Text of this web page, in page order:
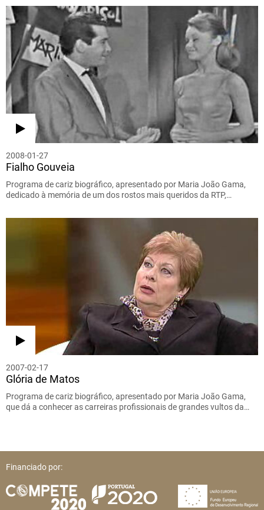
2008-01-27
Fialho Gouveia
Programa de cariz biográfico, apresentado por Maria João Gama,
dedicado à memória de um dos rostos mais queridos da RTP,…
2007-02-17
Glória de Matos
Programa de cariz biográfico, apresentado por Maria João Gama,
que dá a conhecer as carreiras profissionais de grandes vultos da…
Financiado por: